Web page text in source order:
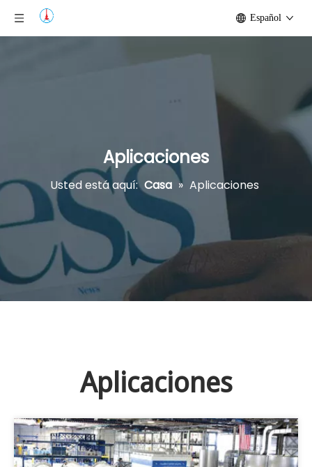
Español
Aplicaciones
Usted está aquí: Casa » Aplicaciones
Aplicaciones